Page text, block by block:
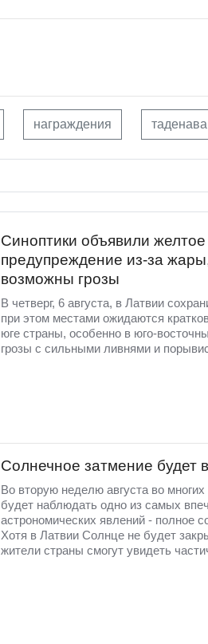
награждения таденава
Синоптики объявили желтое
предупреждение из-за
возможны грозы
В четверг, 6 августа, в Латвии
при этом местами ожидаются
юге страны, особенно в юго-
грозы с сильными ливнями и
Солнечное затмение будет
Во вторую неделю августа во
будет наблюдать одно из самых
астрономических явлений - полное
Хотя в Латвии Солнце не будет
жители страны смогут увидеть